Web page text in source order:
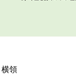
領